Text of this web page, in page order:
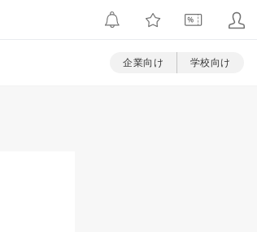
企業向け 学校向け